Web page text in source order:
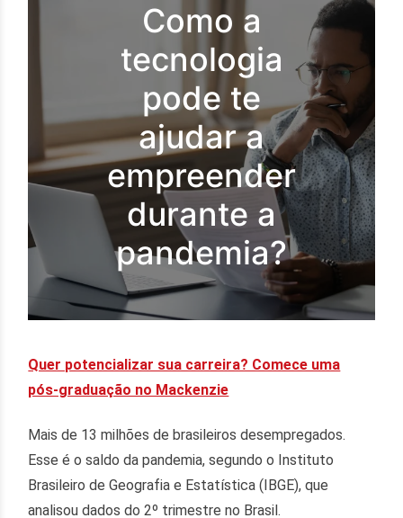
Como a
tecnologia
pode te
ajudar a
empreender
durante a
pandemia?
Quer potencializar sua carreira? Comece uma
pós-graduação no Mackenzie
Mais de 13 milhões de brasileiros desempregados.
Esse é o saldo da pandemia, segundo o Instituto
Brasileiro de Geografia e Estatística (IBGE), que
analisou dados do 2º trimestre no Brasil.